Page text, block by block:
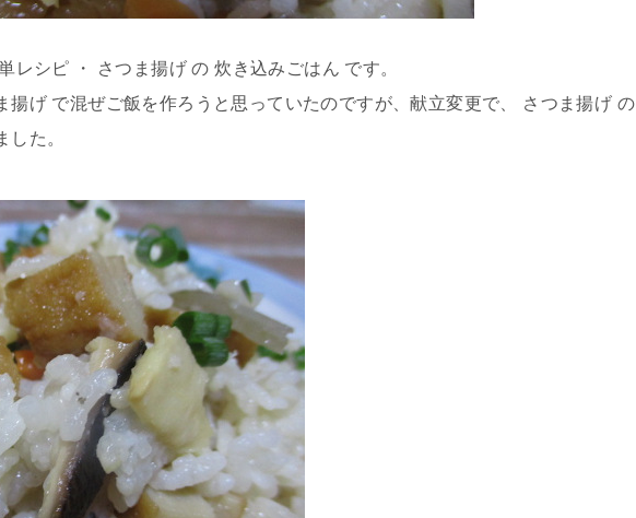
レシピ ・ さつま揚げ の 炊き込みごはん です。
揚げ で混ぜご飯を作ろうと思っていたのですが、献立変更で、 さつま揚げ の
た。